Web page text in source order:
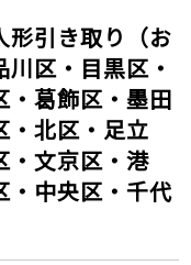
形引き取り（お
区・目黒区・
・葛飾区・墨田
・北区・足立
・文京区・港
・中央区・千代